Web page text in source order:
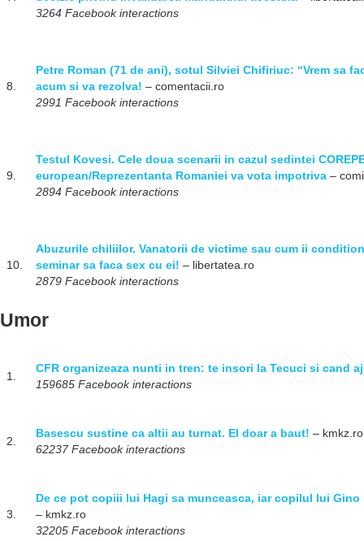
3264 Facebook interactions
8.
Petre Roman (71 de ani), sotul Silviei Chifiriuc: “Vrem sa
acum si va rezolva! – comentacii.ro
2991 Facebook interactions
9.
Testul Kovesi. Cele doua scenarii in cazul sedintei
european/Reprezentanta Romaniei va vota impotriva –
2894 Facebook interactions
10.
Abuzurile chiliilor. Vanatorii de victime sau cum ii
seminar sa faca sex cu ei! – libertatea.ro
2879 Facebook interactions
Umor
1.
CFR organizeaza nunti in tren: te insori la Tecuci si cand
159685 Facebook interactions
2.
Basescu sustine ca altii au turnat. El doar a baut! – kmkz.ro
62237 Facebook interactions
3.
De ce pot copiii lui Hagi sa munceasca, iar copilul lui
– kmkz.ro
32205 Facebook interactions